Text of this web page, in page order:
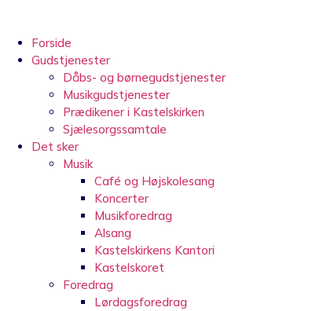
indholdForside
Gudstjenester
Dåbs- og børnegudstjenester
Musikgudstjenester
Prædikener i Kastelskirken
Sjælesorgssamtale
Det sker
Musik
Café og Højskolesang
Koncerter
Musikforedrag
Alsang
Kastelskirkens Kantori
Kastelskoret
Foredrag
Lørdagsforedrag